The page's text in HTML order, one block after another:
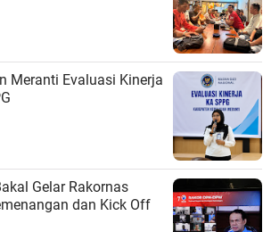
Meranti Evaluasi Kinerja
Gelar Rakornas
dan Kick Off